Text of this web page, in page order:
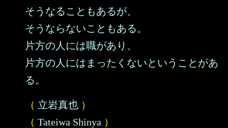
そうなることもあるが、
そうならないこともある。
片方の人には職があり、
片方の人にはまったくないということがあ
る。
（ 立岩真也 ）
（ Tateiwa Shinya ）